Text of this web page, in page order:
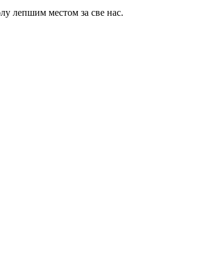
лепшим местом за све нас.